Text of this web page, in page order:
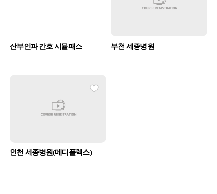
산부인과 간호 시뮬패스 부천 세종병원
인천 세종병원(메디플렉스)